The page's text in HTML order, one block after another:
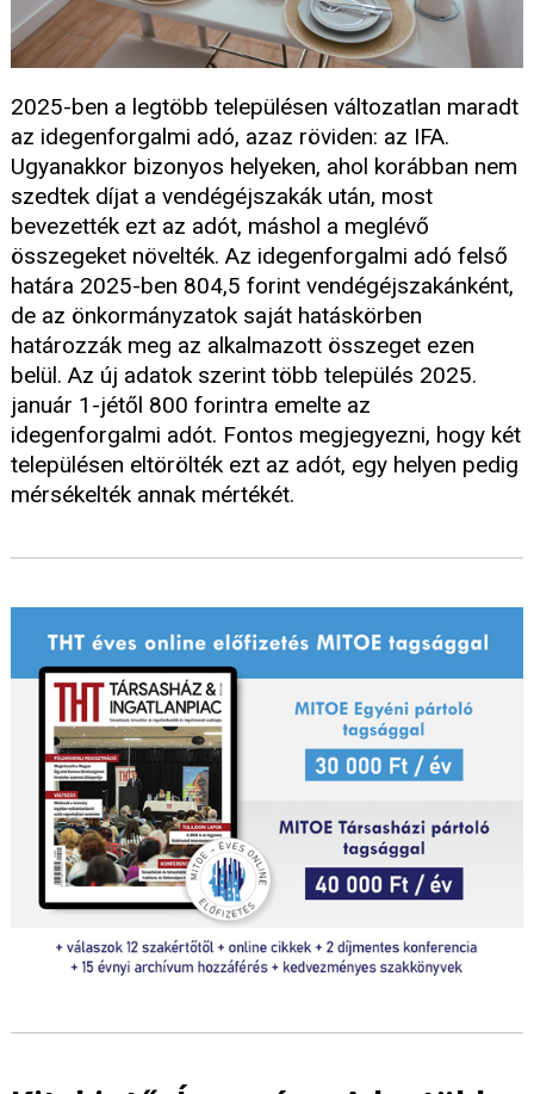
2025-ben a legtöbb településen változatlan maradt
az idegenforgalmi adó, azaz röviden: az IFA.
Ugyanakkor bizonyos helyeken, ahol korábban nem
szedtek díjat a vendégéjszakák után, most
bevezették ezt az adót, máshol a meglévő
összegeket növelték. Az idegenforgalmi adó felső
határa 2025-ben 804,5 forint vendégéjszakánként,
de az önkormányzatok saját hatáskörben
határozzák meg az alkalmazott összeget ezen
belül. Az új adatok szerint több település 2025.
január 1-jétől 800 forintra emelte az
idegenforgalmi adót. Fontos megjegyezni, hogy két
településen eltörölték ezt az adót, egy helyen pedig
mérsékelték annak mértékét.